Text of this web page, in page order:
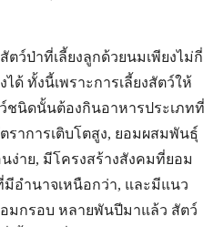
ว์ป่าที่เลี้ยงลูกด้วยนมเพียงไม่กี่
ด้ ทั้งนี้เพราะการเลี้ยงสัตว์ให้
ชนิดนั้นต้องกินอาหารประเภทที่
าการเติบโตสูง, ยอมผสมพันธุ์
าย, มีโครงสร้างสังคมที่ยอม
อำนาจเหนือกว่า, และมีแนว
มกรอบ หลายพันปีมาแล้ว สัตว์